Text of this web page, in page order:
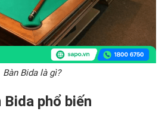
Bàn Bida là gì?
Bida phổ biến